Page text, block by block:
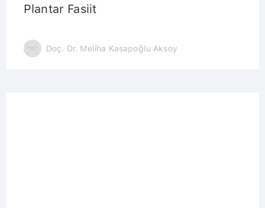
Plantar Fasiit
Doç. Dr. Meliha Kasapoğlu Aksoy